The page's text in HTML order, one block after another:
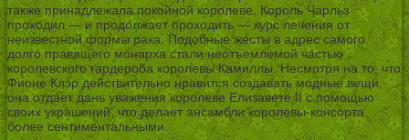
также принадлежала покойной королеве. Король Чарльз
проходил — и продолжает проходить — курс лечения от
неизвестной формы рака. Подобные жесты в адрес самого
долго правящего монарха стали неотъемлемой частью
королевского гардероба королевы Камиллы. Несмотря на то, что
Фионе Клэр действительно нравится создавать модные вещи,
она отдает дань уважения королеве Елизавете II с помощью
своих украшений, что делает ансамбли королевы-консорта
более сентиментальными.